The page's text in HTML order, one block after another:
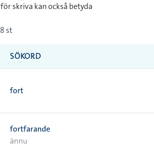
skriva kan också betyda
st
SÖKORD
fort
fortfarande
ännu